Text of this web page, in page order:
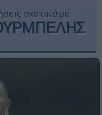
σχετικά με: